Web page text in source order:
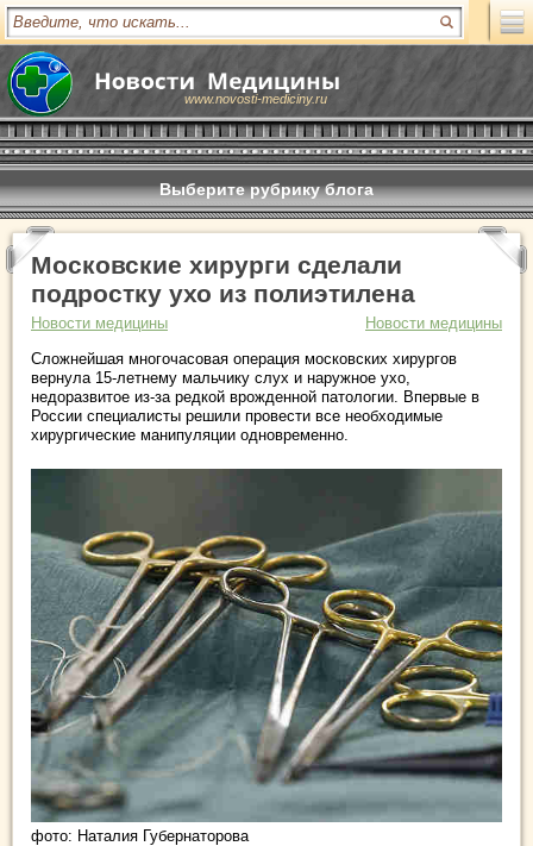
www.novosti-mediciny.ru
Выберите рубрику блога
Московские хирурги сделали
подростку ухо из полиэтилена
Новости медицины
Новости медицины
Сложнейшая многочасовая операция московских хирургов
вернула 15-летнему мальчику слух и наружное ухо,
недоразвитое из-за редкой врожденной патологии. Впервые в
России специалисты решили провести все необходимые
хирургические манипуляции одновременно.
фото: Наталия Губернаторова